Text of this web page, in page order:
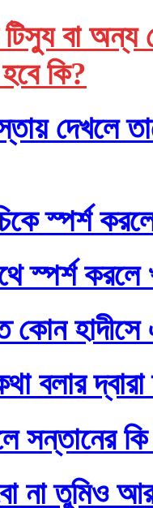
বা অন্য
কি?
দেখলে
স্পর্শ
স্পর্শ করলে
কোন হাদীসে
বলার
সন্তানের
তুমিও আর